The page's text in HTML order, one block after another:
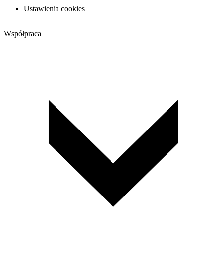
Ustawienia cookies
Współpraca